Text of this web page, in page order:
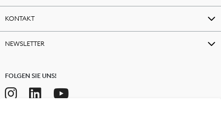
KONTAKT
NEWSLETTER
FOLGEN SIE UNS!